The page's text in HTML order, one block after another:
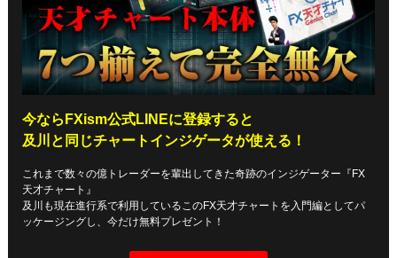
今ならFXism公式LINEに登録すると
及川と同じチャートインジゲータが使える！
これまで数々の億トレーダーを輩出してきた奇跡のインジゲーター『FX
天才チャート』
及川も現在進行系で利用しているこのFX天才チャートを入門編としてパ
ッケージングし、今だけ無料プレゼント！